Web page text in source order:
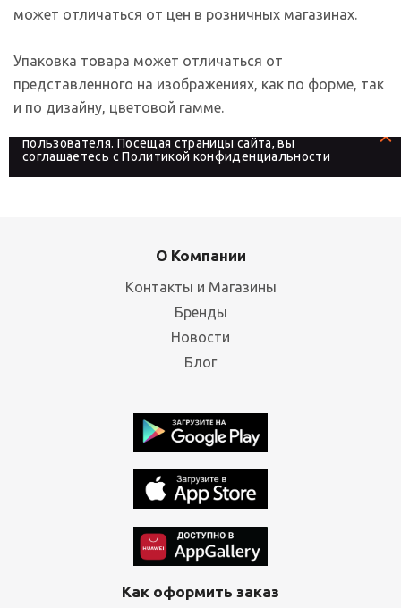
может отличаться от цен в розничных магазинах.
Упаковка товара может отличаться от
представленного на изображениях, как по форме, так
и по дизайну, цветовой гамме.
На сайте используются файлы cookies, которые его
пользователя. Посещая страницы сайта, вы
соглашаетесь сПолитикой конфиденциальности
О Компании
Контакты и Магазины
Бренды
Новости
Блог
Как оформить заказ